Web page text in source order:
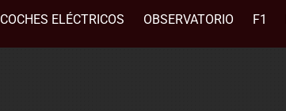
COCHES ELÉCTRICOS OBSERVATORIO F1